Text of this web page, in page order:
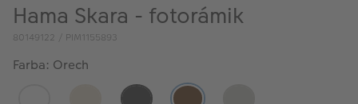
Hama Skara - fotorámik
80149122 / PIM1155893
Farba: Orech